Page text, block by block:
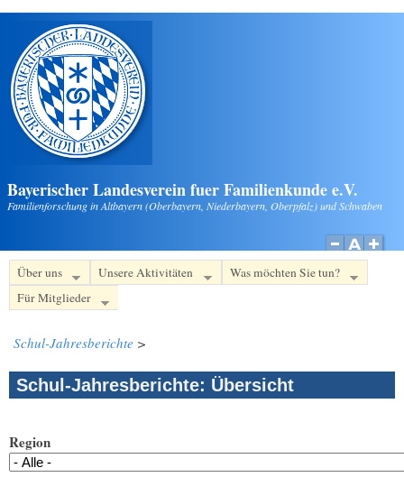
Direkt zum Inhalt
Bayerischer Landesverein fuer Familienkunde e.V.
Familienforschung in Altbayern (Oberbayern, Niederbayern, Oberpfalz) und Schwaben
Über uns Unsere Aktivitäten
Was möchten Sie tun?
Für Mitglieder
Schul-Jahresberichte >
Schul-Jahresberichte: Übersicht
Region